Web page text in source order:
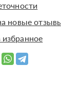
новые